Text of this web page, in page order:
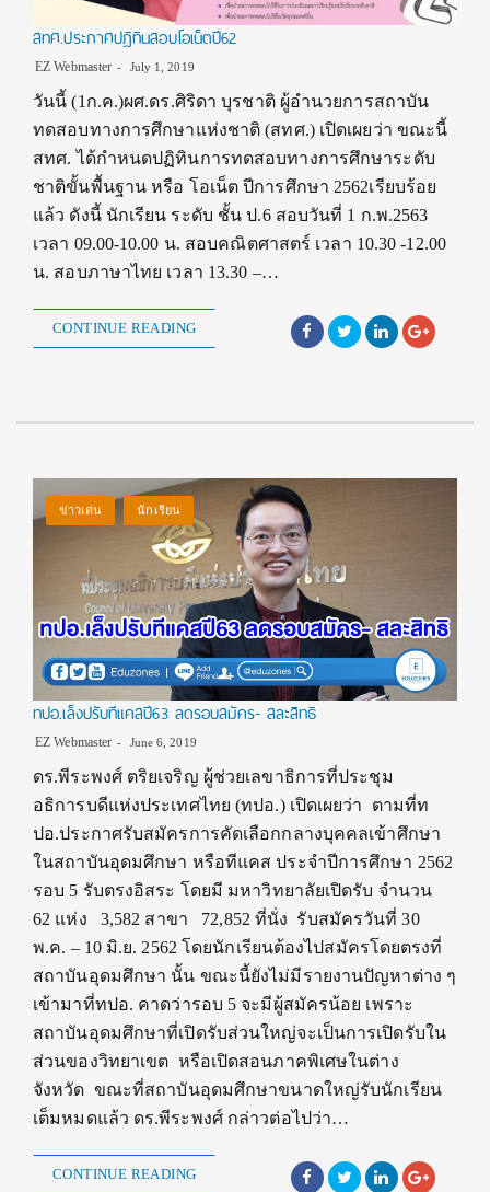
สทศ.ประกาศปฎิทินสอบโอเน็ตปี62
EZ Webmaster July 1, 2019
วันนี้ (1ก.ค.)ผศ.ดร.ศิริดา บุรชาติ ผู้อำนวยการสถาบัน
ทดสอบทางการศึกษาแห่งชาติ (สทศ.) เปิดเผยว่า ขณะนี้
สทศ. ได้กำหนดปฏิทินการทดสอบทางการศึกษาระดับ
ชาติขั้นพื้นฐาน หรือ โอเน็ต ปีการศึกษา 2562เรียบร้อย
แล้ว ดังนี้ นักเรียน ระดับ ชั้น ป.6 สอบวันที่ 1 ก.พ.2563
เวลา 09.00-10.00 น. สอบคณิตศาสตร์ เวลา 10.30 -12.00
น. สอบภาษาไทย เวลา 13.30 –…
CONTINUE READING
ข่าวเด่น นักเรียน
ทปอ.เล็งปรับทีแคสปี63 ลดรอบสมัคร- สละสิทธิ
EZ Webmaster June 6, 2019
ดร.พีระพงศ์ ตริยเจริญ ผู้ช่วยเลขาธิการที่ประชุม
อธิการบดีแห่งประเทศไทย (ทปอ.) เปิดเผยว่า ตามที่ท
ปอ.ประกาศรับสมัครการคัดเลือกกลางบุคคลเข้าศึกษา
ในสถาบันอุดมศึกษา หรือทีแคส ประจำปีการศึกษา 2562
รอบ 5 รับตรงอิสระ โดยมี มหาวิทยาลัยเปิดรับ จำนวน
62 แห่ง 3,582 สาขา 72,852 ที่นั่ง รับสมัครวันที่ 30
พ.ค. – 10 มิ.ย. 2562 โดยนักเรียนต้องไปสมัครโดยตรงที่
สถาบันอุดมศึกษา นั้น ขณะนี้ยังไม่มีรายงานปัญหาต่าง ๆ
เข้ามาที่ทปอ. คาดว่ารอบ 5 จะมีผู้สมัครน้อย เพราะ
สถาบันอุดมศึกษาที่เปิดรับส่วนใหญ่จะเป็นการเปิดรับใน
ส่วนของวิทยาเขต หรือเปิดสอนภาคพิเศษในต่าง
จังหวัด ขณะที่สถาบันอุดมศึกษาขนาดใหญ่รับนักเรียน
เต็มหมดแล้ว ดร.พีระพงศ์ กล่าวต่อไปว่า…
CONTINUE READING